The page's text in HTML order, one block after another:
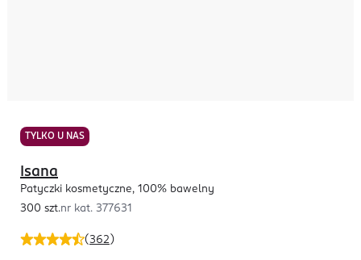
TYLKO U NAS
(362 )
Isana
Patyczki kosmetyczne, 100% bawelny
300 szt.nr kat. 377631